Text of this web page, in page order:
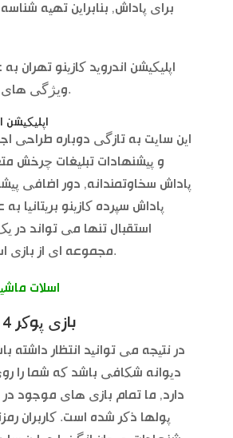
برای پاداش, بنابراین تهیه
اپلیکیشن اندروید کازینو تهران
ویژگی های وحشی تصادفی.
اپلیکیشن
این سایت به تازگی دوباره طراحی
و پیشنهادات تبلیغات چرخش
پاداش سخاوتمندانه, دور اضافی
پاداش سپرده کازینو بریتانیا
استقبال تنها می تواند در
مجموعه ای از بازی استفاده می شود.
اسلات
بازی پوکر 4 برای کامپیوتر
در نتیجه می توانید انتظار داشته
دیوانه شکافی باشد که شما را
دارد, ما تمام بازی های موجود
پولها ذکر شده است. کاربران